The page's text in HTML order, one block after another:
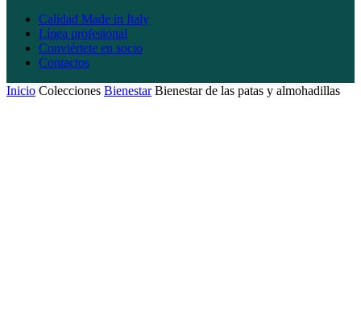
Calidad Made in Italy
Línea profesional
Conviértete en socio
Contactos
Inicio Colecciones BienestarBienestar de las patas y almohadillas